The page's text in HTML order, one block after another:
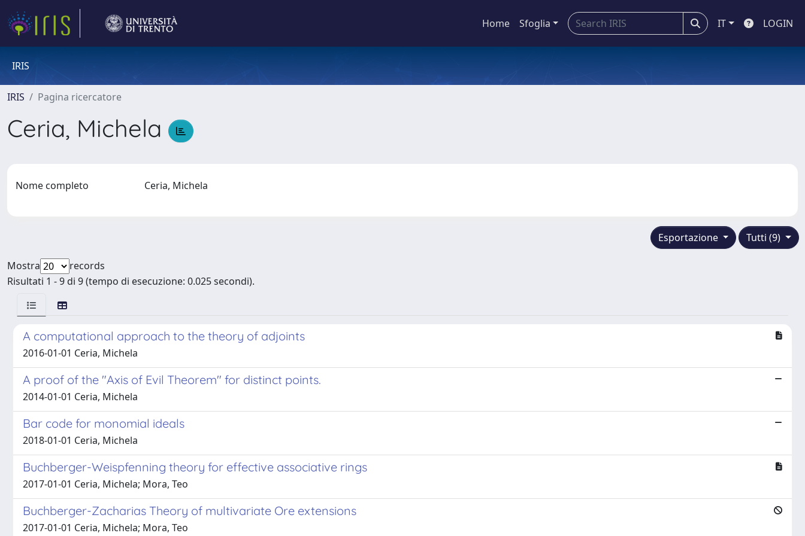
Home Sfoglia IT LOGIN
IRIS
IRIS Pagina ricercatore
Ceria, Michela
Nome completo Ceria, Michela
Tutti (9)
Esportazione
Mostra
records
Risultati 1 - 9 di 9 (tempo di esecuzione: 0.025 secondi).
A computational approach to the theory of adjoints
2016-01-01 Ceria, Michela
A proof of the "Axis of Evil Theorem" for distinct points.
2014-01-01 Ceria, Michela
Bar code for monomial ideals
2018-01-01 Ceria, Michela
Buchberger-Weispfenning theory for effective associative rings
2017-01-01 Ceria, Michela; Mora, Teo
Buchberger-Zacharias Theory of multivariate Ore extensions
2017-01-01 Ceria, Michela; Mora, Teo